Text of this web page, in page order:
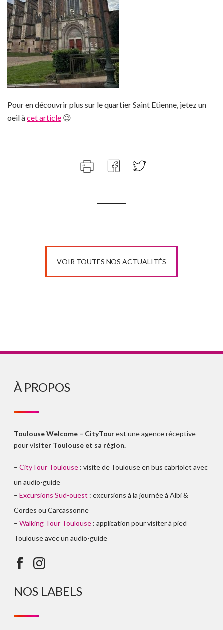
Pour en découvrir plus sur le quartier Saint Etienne, jetez un
oeil àcet article 😉
VOIR TOUTES NOS ACTUALITÉS
À PROPOS
Toulouse Welcome – CityTourest une agence réceptive
pour visiter Toulouse et sa région.
–CityTour Toulouse : visite de Toulouse en bus cabriolet avec
un audio-guide
–Excursions Sud-ouest : excursions à la journée à Albi &
Cordes ou Carcassonne
–Walking Tour Toulouse : application pour visiter à pied
Toulouse avec un audio-guide
NOS LABELS